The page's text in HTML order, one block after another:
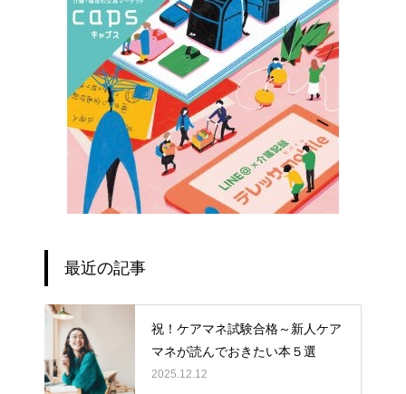
最近の記事
祝！ケアマネ試験合格～新人ケア
マネが読んでおきたい本５選
2025.12.12